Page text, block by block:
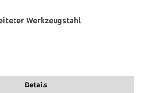
Werkzeugstahl
Details